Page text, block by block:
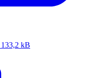
133,2 kB